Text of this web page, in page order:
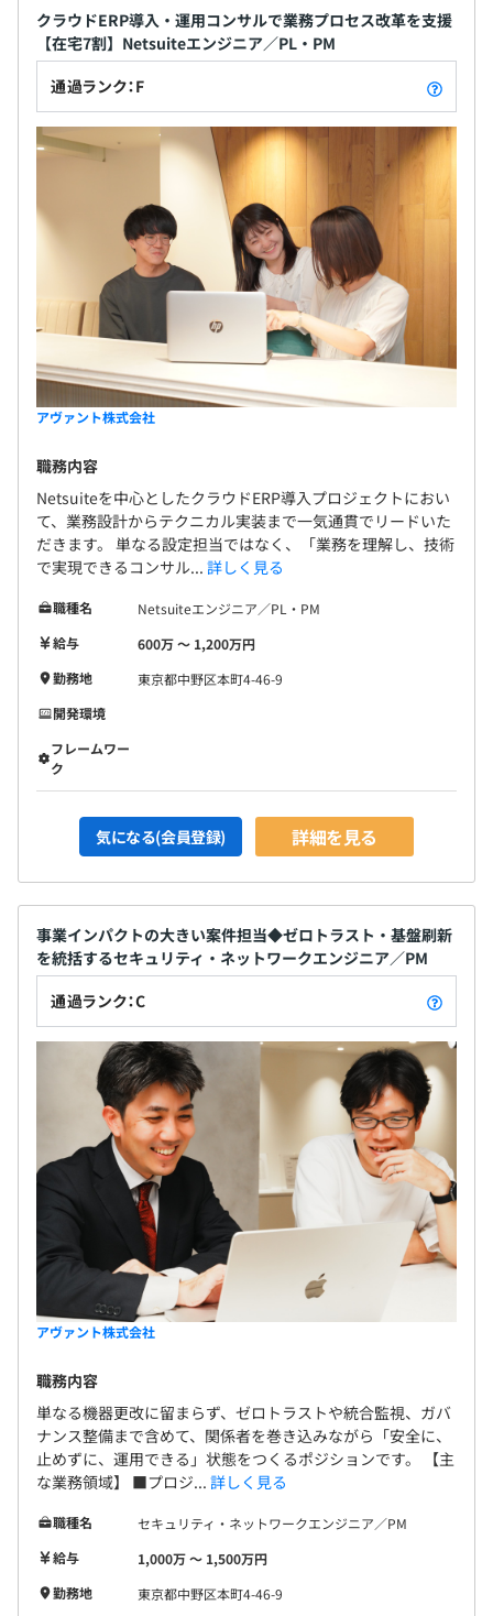
クラウドERP導入・運用コンサルで業務プロセス改革を支援
【在宅7割】Netsuiteエンジニア／PL・PM
通過ランク：F
アヴァント株式会社
職務内容
Netsuiteを中心としたクラウドERP導入プロジェクトにおい
て、業務設計からテクニカル実装まで一気通貫でリードいた
だきます。 単なる設定担当ではなく、「業務を理解し、技術
で実現できるコンサル... 詳しく見る
職種名
Netsuiteエンジニア／PL・PM
給与
600万 〜 1,200万円
勤務地
東京都中野区本町4-46-9
開発環境
フレームワー
ク
気になる(会員登録) 詳細を見る
事業インパクトの大きい案件担当◆ゼロトラスト・基盤刷新
を統括するセキュリティ・ネットワークエンジニア／PM
通過ランク：C
アヴァント株式会社
職務内容
単なる機器更改に留まらず、ゼロトラストや統合監視、ガバ
ナンス整備まで含めて、関係者を巻き込みながら「安全に、
止めずに、運用できる」状態をつくるポジションです。 【主
な業務領域】 ■プロジ... 詳しく見る
職種名
セキュリティ・ネットワークエンジニア／PM
給与
1,000万 〜 1,500万円
勤務地
東京都中野区本町4-46-9